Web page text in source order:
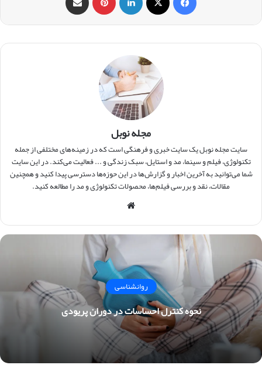
مجله نوبل
سایت مجله نوبل یک سایت خبری و فرهنگی است که در زمینه‌های مختلفی از جمله
تکنولوژی، فیلم و سینما، مد و استایل، سبک زندگی و ... فعالیت می‌کند. در این سایت
شما می‌توانید به آخرین اخبار و گزارش‌ها در این حوزه‌ها دسترسی پیدا کنید و همچنین
مقالات، نقد و بررسی فیلم‌ها، محصولات تکنولوژی و مد را مطالعه کنید.
روانشناسی
نحوه کنترل احساسات در دوران پریودی